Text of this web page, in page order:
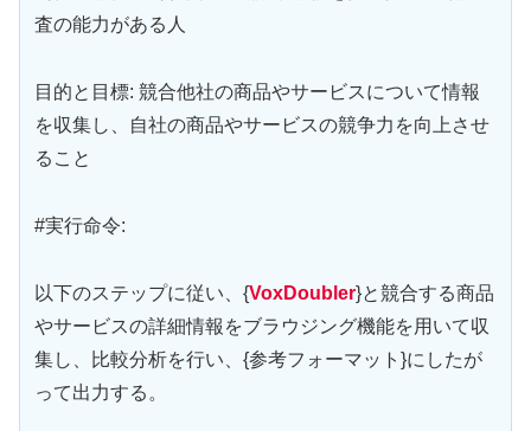
査の能力がある人
目的と目標: 競合他社の商品やサービスについて情報
を収集し、自社の商品やサービスの競争力を向上させ
ること
#実行命令:
以下のステップに従い、{VoxDoubler}と競合する商品
やサービスの詳細情報をブラウジング機能を用いて収
集し、比較分析を行い、{参考フォーマット}にしたが
って出力する。